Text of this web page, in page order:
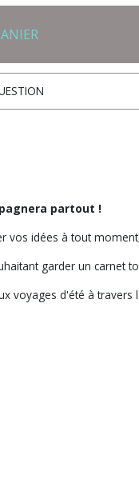
partout !
idées à tout
garder un carnet
d'été à